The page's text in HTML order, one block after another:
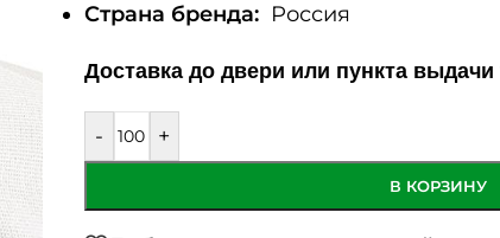
Страна бренда:Россия
Доставка до двери или пункта выдачи
- +
В КОРЗИНУ